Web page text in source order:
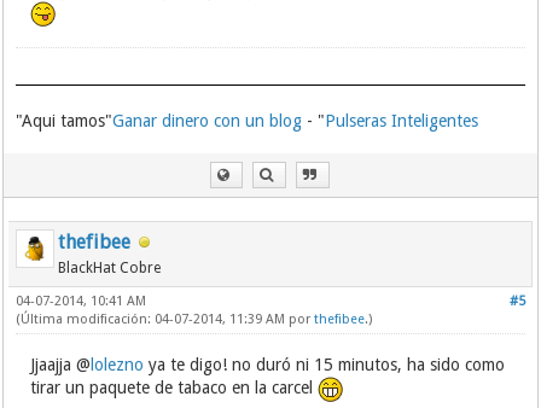
"Aqui tamos"Ganar dinero con un blog - "Pulseras Inteligentes
thefibee
BlackHat Cobre
#5
04-07-2014, 10:41 AM
(Última modificación: 04-07-2014, 11:39 AM porthefibee.)
Jjaajja @ lolezno ya te digo! no duró ni 15 minutos, ha sido como
tirar un paquete de tabaco en la carcel